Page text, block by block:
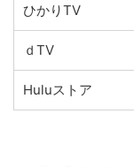
ひかりTV
ｄTV
Huluストア